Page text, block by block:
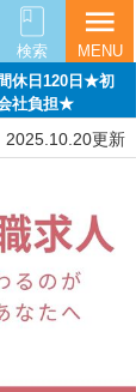
検索
menu
MENU
休日120日★初
社負担★
2025.10.20更新